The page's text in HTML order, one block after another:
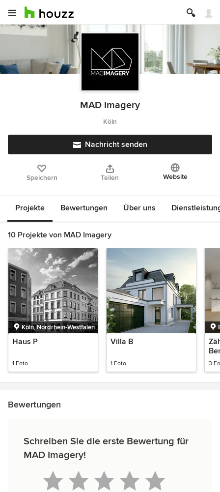
MAD Imagery
Köln
Nachricht senden
Speichern Teilen Website
Projekte Bewertungen Über uns
10 Projekte von MAD Imagery
Köln, Nordrhein-Westfalen
Haus P
1 Foto
Villa B
1 Foto 3
Bewertungen
Schreiben Sie die erste Bewertung für
MAD Imagery!